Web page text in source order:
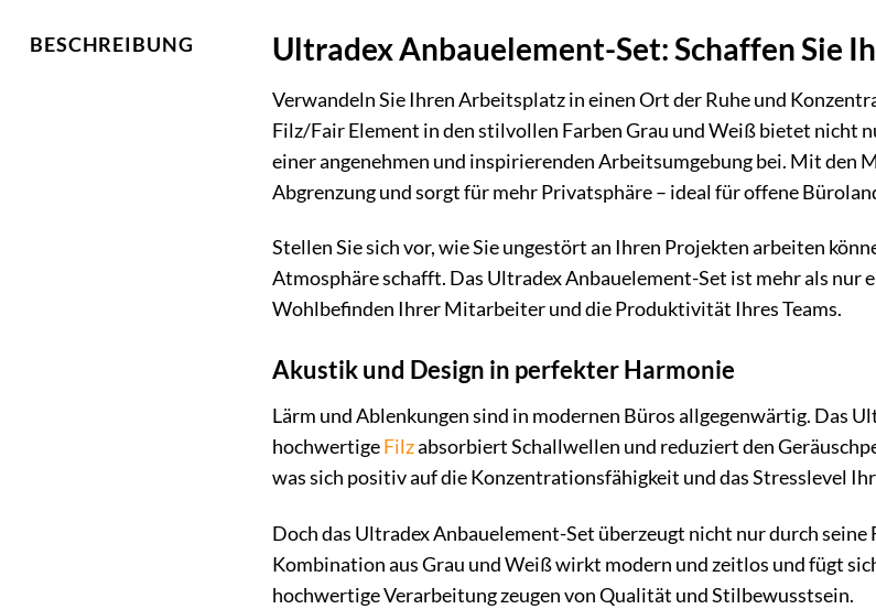
BESCHREIBUNG Ultradex Anbauelement-Set: Schaffen Sie
Verwandeln Sie Ihren Arbeitsplatz in einen Ort der Ruhe und
Filz/Fair Element in den stilvollen Farben Grau und Weiß bietet nicht
einer angenehmen und inspirierenden Arbeitsumgebung bei. Mit den
Abgrenzung und sorgt für mehr Privatsphäre – ideal für offene
Stellen Sie sich vor, wie Sie ungestört an Ihren Projekten arbeiten
Atmosphäre schafft. Das Ultradex Anbauelement-Set ist mehr als nur
Wohlbefinden Ihrer Mitarbeiter und die Produktivität Ihres Teams.
Akustik und Design in perfekter Harmonie
Lärm und Ablenkungen sind in modernen Büros allgegenwärtig. Das
hochwertigeFilzabsorbiert Schallwellen und reduziert den
was sich positiv auf die Konzentrationsfähigkeit und das Stresslevel
Doch das Ultradex Anbauelement-Set überzeugt nicht nur durch
Kombination aus Grau und Weiß wirkt modern und zeitlos und fügt
hochwertige Verarbeitung zeugen von Qualität und Stilbewusstsein.